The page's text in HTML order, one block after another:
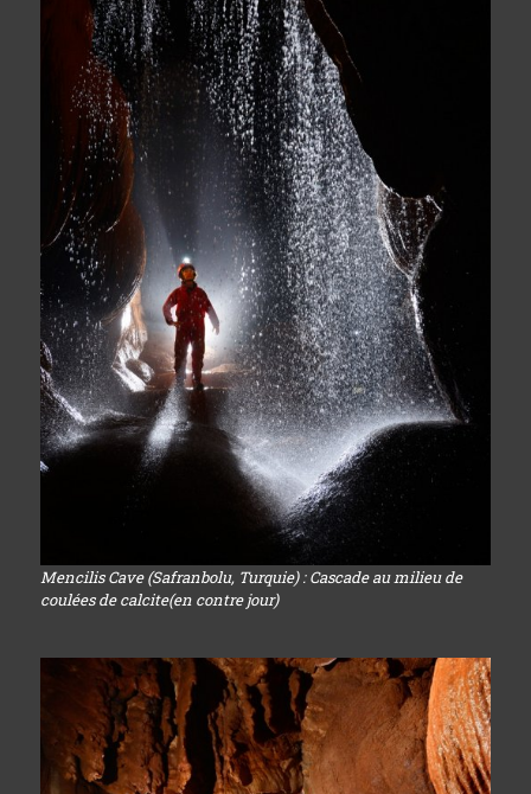
Mencilis Cave (Safranbolu, Turquie) : Cascade au milieu de
coulées de calcite(en contre jour)